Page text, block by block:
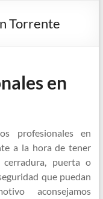
Torrente
en
profesionales en
a la hora de tener
puerta o
que puedan
aconsejamos